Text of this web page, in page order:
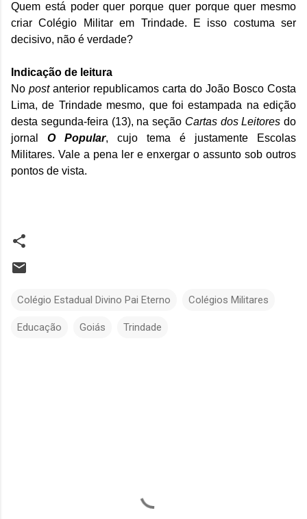
Quem está poder quer porque quer porque quer mesmo
criar Colégio Militar em Trindade. E isso costuma ser
decisivo, não é verdade?
Indicação de leitura
No postanterior republicamos carta do João Bosco Costa
Lima, de Trindade mesmo, que foi estampada na edição
desta segunda-feira (13), na seção Cartas dos Leitores do
jornal O Popular, cujo tema é justamente Escolas
Militares. Vale a pena ler e enxergar o assunto sob outros
pontos de vista.
Colégio Estadual Divino Pai Eterno Colégios Militares
Educação Goiás Trindade